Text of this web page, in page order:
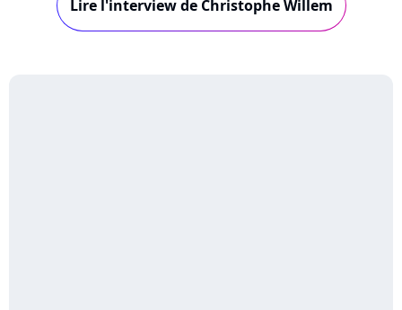
harcèlement subi à l'école, sa sexualité ou
Lire l'interview de Christophe Willem